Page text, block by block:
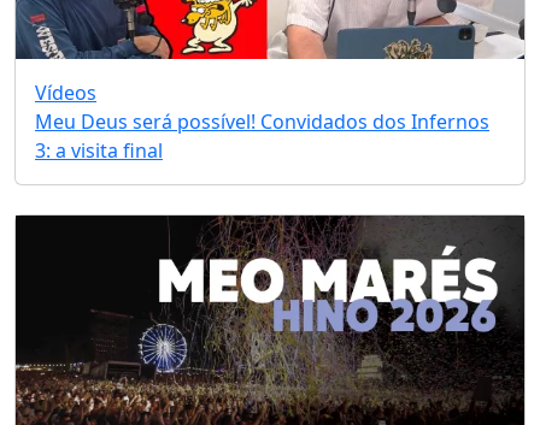
Vídeos
Meu Deus será possível! Convidados dos Infernos
3: a visita final